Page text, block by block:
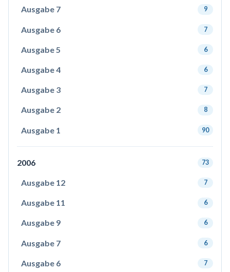
Ausgabe 7 9
Ausgabe 6 7
Ausgabe 5 6
Ausgabe 4 6
Ausgabe 3 7
Ausgabe 2 8
Ausgabe 1 90
2006 73
Ausgabe 12 7
Ausgabe 11 6
Ausgabe 9 6
Ausgabe 7 6
Ausgabe 6 7